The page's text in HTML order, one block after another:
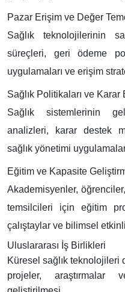
Pazar Erişim ve Değer
Sağlık teknolojilerinin
süreçleri, geri ödeme
uygulamaları ve erişim
Sağlık Politikaları ve Karar
Sağlık sistemlerinin
analizleri, karar destek
sağlık yönetimi
Eğitim ve Kapasite
Akademisyenler,
temsilcileri için eğitim
çalıştaylar ve bilimsel
Uluslararası İş Birlikleri
Küresel sağlık
projeler, araştırmalar